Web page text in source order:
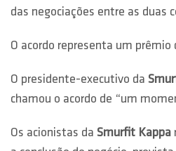
das negociações entre as duas
O acordo representa um
O presidente-executivo da
chamou o acordo de “um
Os acionistas da Smurfit Kappa